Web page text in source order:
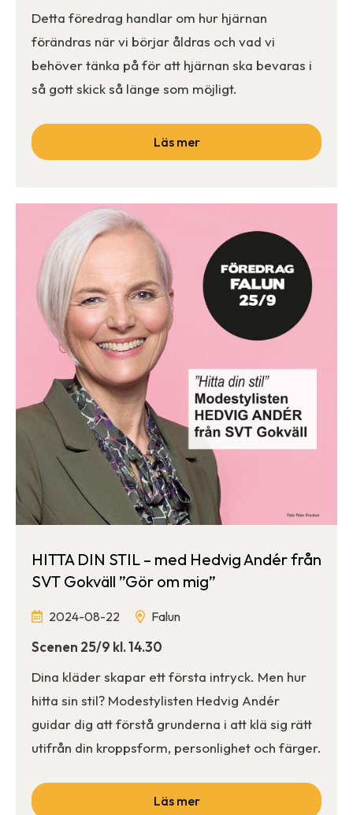
Detta föredrag handlar om hur hjärnan
förändras när vi börjar åldras och vad vi
behöver tänka på för att hjärnan ska bevaras i
så gott skick så länge som möjligt.
Läs mer
HITTA DIN STIL – med Hedvig Andér från
SVT Gokväll ”Gör om mig”
2024-08-22 Falun
Scenen 25/9 kl. 14.30
Dina kläder skapar ett första intryck. Men hur
hitta sin stil? Modestylisten Hedvig Andér
guidar dig att förstå grunderna i att klä sig rätt
utifrån din kroppsform, personlighet och färger.
Läs mer